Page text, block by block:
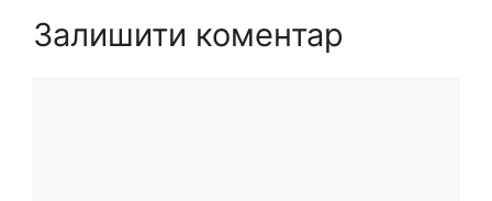
Залишити коментар